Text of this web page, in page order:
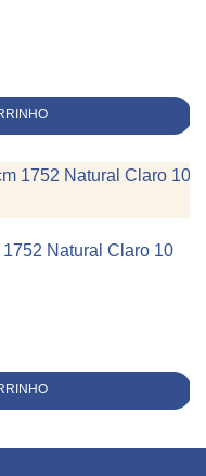
Natural Claro 10